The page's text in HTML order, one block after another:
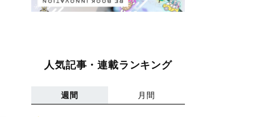
人気記事・連載ランキング
週間 月間